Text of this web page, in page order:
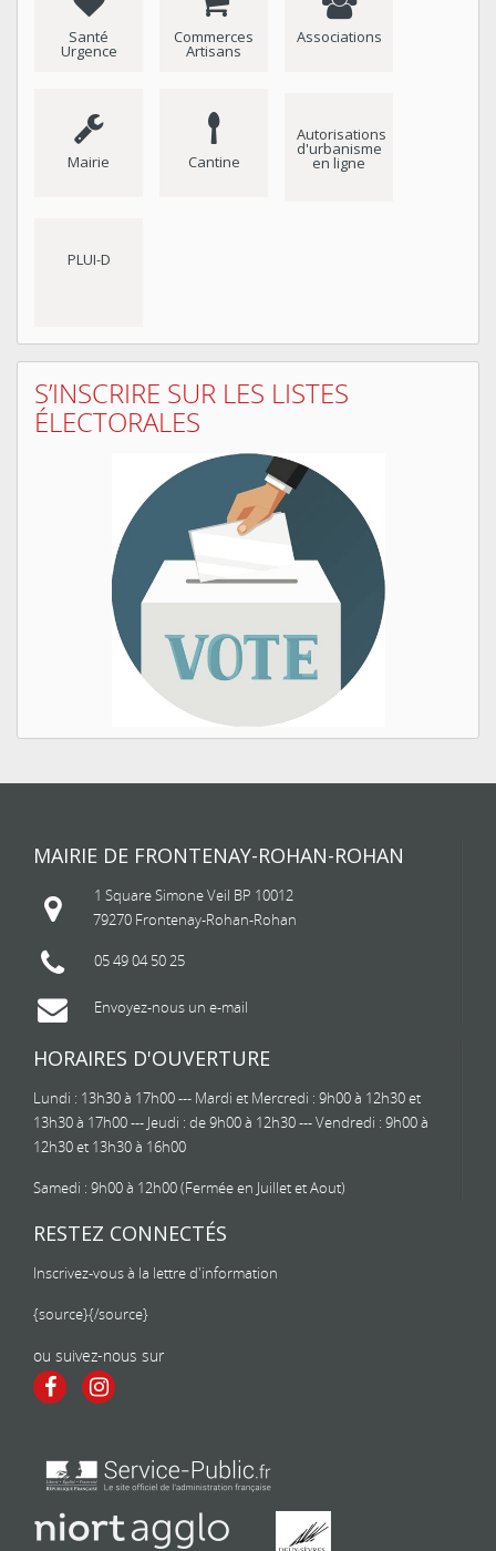
Santé
Urgence
Commerces
Artisans
Associations
Mairie Cantine
Autorisations
d'urbanisme
en ligne
PLUI-D
S’INSCRIRE SUR LES LISTES
ÉLECTORALES
MAIRIE DE FRONTENAY-ROHAN-ROHAN
1 Square Simone Veil BP 10012
79270 Frontenay-Rohan-Rohan
05 49 04 50 25
Envoyez-nous un e-mail
HORAIRES D'OUVERTURE
Lundi : 13h30 à 17h00 --- Mardi et Mercredi : 9h00 à 12h30 et
13h30 à 17h00 --- Jeudi : de 9h00 à 12h30 --- Vendredi : 9h00 à
12h30 et 13h30 à 16h00
Samedi : 9h00 à 12h00 (Fermée en Juillet et Aout)
RESTEZ CONNECTÉS
Inscrivez-vous à la lettre d'information
{source}{/source}
ou suivez-nous sur